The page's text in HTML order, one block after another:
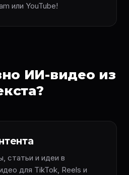
или YouTube!
ИИ-видео из
статьи и идеи в
для TikTok, Reels и